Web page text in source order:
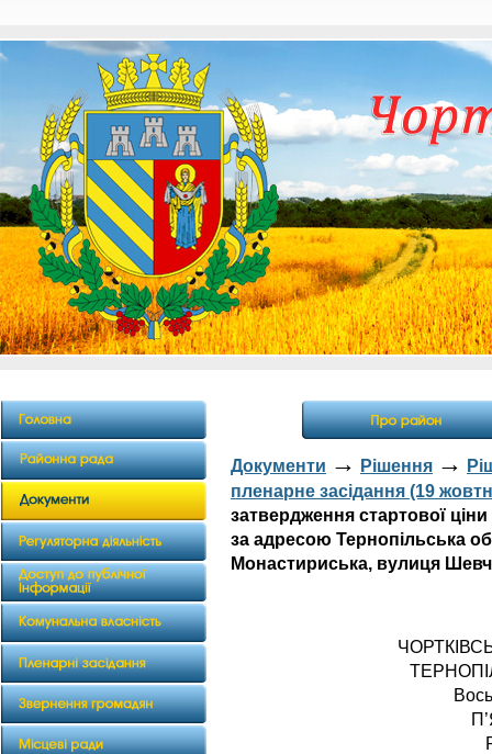
Документи → Рішення →
пленарне засідання (19
затвердження стартової
за адресою Тернопільська
Монастириська, вулиця